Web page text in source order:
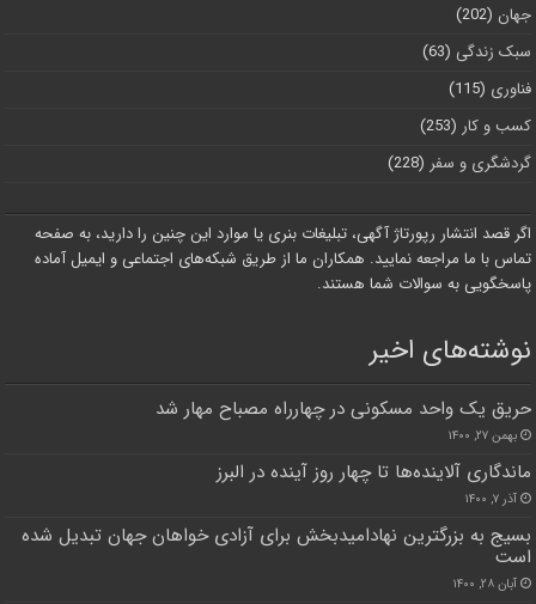
جهان (202)
سبک زندگی (63)
فناوری (115)
کسب و کار (253)
گردشگری و سفر (228)
اگر قصد انتشار رپورتاژ آگهی، تبلیغات بنری یا موارد این چنین را دارید، به صفحه
تماس با ما مراجعه نمایید. همکاران ما از طریق شبکه‌های اجتماعی و ایمیل آماده
پاسخگویی به سوالات شما هستند.
نوشته‌های اخیر
حریق یک واحد مسکونی در چهارراه مصباح مهار شد
بهمن ۲۷, ۱۴۰۰
ماندگاری آلاینده‌ها تا چهار روز آینده در البرز
آذر ۷, ۱۴۰۰
بسیج به بزرگترین نهادامیدبخش برای آزادی خواهان جهان تبدیل شده
است
آبان ۲۸, ۱۴۰۰